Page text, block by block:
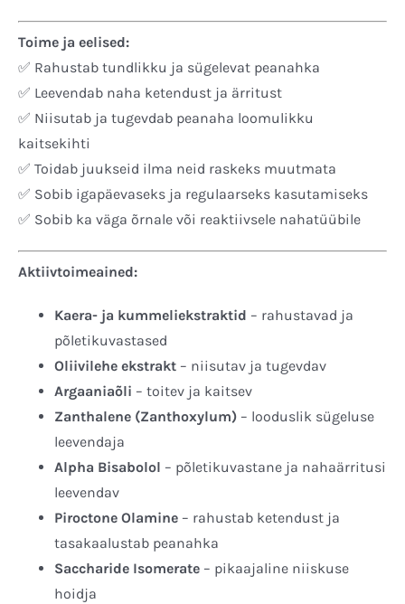
Toime ja eelised:
✅ Rahustab tundlikku ja sügelevat peanahka
✅ Leevendab naha ketendust ja ärritust
✅ Niisutab ja tugevdab peanaha loomulikku
kaitsekihti
✅ Toidab juukseid ilma neid raskeks muutmata
✅ Sobib igapäevaseks ja regulaarseks kasutamiseks
✅ Sobib ka väga õrnale või reaktiivsele nahatüübile
Aktiivtoimeained:
Kaera- ja kummeliekstraktid – rahustavad ja
põletikuvastased
Oliivilehe ekstrakt– niisutav ja tugevdav
Argaaniaõli – toitev ja kaitsev
Zanthalene (Zanthoxylum)– looduslik sügeluse
leevendaja
Alpha Bisabolol – põletikuvastane ja nahaärritusi
leevendav
Piroctone Olamine– rahustab ketendust ja
tasakaalustab peanahka
Saccharide Isomerate– pikaajaline niiskuse
hoidja